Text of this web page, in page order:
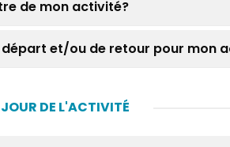
de mon activité?
et/ou de retour pour mon
JOUR DE L'ACTIVITÉ